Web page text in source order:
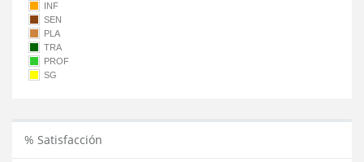
INF
SEN
PLA
TRA
PROF
SG
% Satisfacción